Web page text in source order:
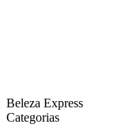
Beleza Express
Categorias